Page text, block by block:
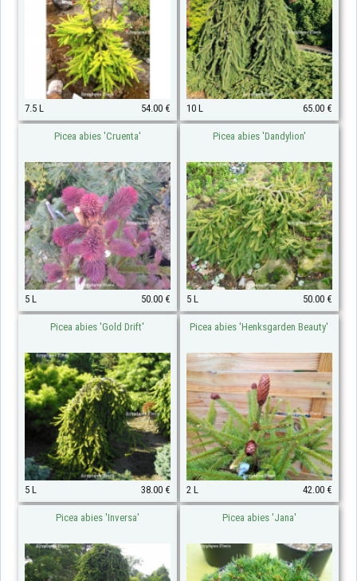
7.5 L 54.00 € 10 L 65.00 €
Picea abies 'Cruenta'
5 L 50.00 €
Picea abies 'Dandylion'
5 L 50.00 €
Picea abies 'Gold Drift'
5 L 38.00 €
Picea abies 'Henksgarden Beauty'
2 L 42.00 €
Picea abies 'Inversa' Picea abies 'Jana'